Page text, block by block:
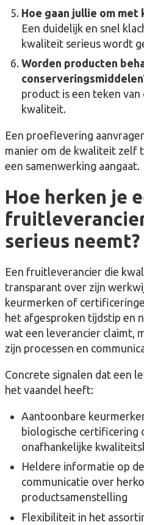
Hoe gaan jullie om
Een duidelijk en snel
kwaliteit serieus wordt
Worden producten
product is een teken
kwaliteit.
Een proeflevering
manier om de kwaliteit zelf
een samenwerking aangaat.
Hoe herken je
serieus neemt?
Een fruitleverancier die
transparant over zijn
keurmerken of
het afgesproken tijdstip en
wat een leverancier claimt,
zijn processen en
Concrete signalen dat een
het vaandel heeft:
Aantoonbare
biologische certificering
onafhankelijke
Heldere informatie op
communicatie over
productsamenstelling
Flexibiliteit in het